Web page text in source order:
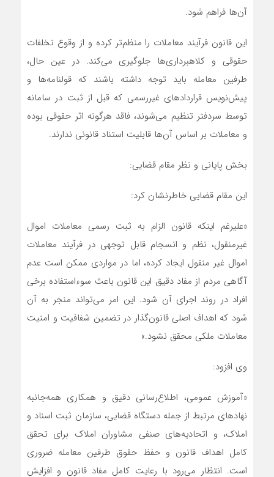
آن‌ها فراهم شود.
این قانون فرآیند معاملات را منظم‌تر کرده و از وقوع تخلفات
حقوقی و کلاهبرداری‌ها جلوگیری می‌کند. در عین حال،
طرفین معامله باید توجه داشته باشند که قولنامه‌ها و
پیش‌نویس قراردادهای غیررسمی که قبل از ثبت در سامانه
توسط سردفتر تنظیم می‌شوند، فاقد هرگونه اثر حقوقی بوده
و معاملات بر اساس آن‌ها قابلیت استناد قانونی ندارند.
بخش پایانی و نظر مقام قضایی:
این مقام قضایی خاطرنشان کرد:
«علیرغم اینکه قانون الزام به ثبت رسمی معاملات اموال
غیرمنقول، نظم و انسجام قابل توجهی در فرآیند معاملات
اموال غیر منقول ایجاد کرده، اما در مواردی ممکن است عدم
آگاهی مردم از مفاد دقیق این قانون باعث سوءاستفاده برخی
افراد در روند اجرای آن شود. این امر می‌تواند منجر به آن
شود که اهداف اصلی قانون‌گذار در تضمین شفافیت و امنیت
معاملات ملکی محقق نشود.»
وی افزود:
«آموزش عمومی، اطلاع‌رسانی دقیق و همکاری همه‌جانبه
نهادهای مرتبط از جمله دستگاه قضایی، سازمان ثبت اسناد و
املاک، و اتحادیه‌های صنفی مشاوران املاک برای تحقق
کامل اهداف قانون و حفظ حقوق طرفین معامله ضروری
است. انتظار می‌رود با رعایت کامل مفاد قانون و افزایش